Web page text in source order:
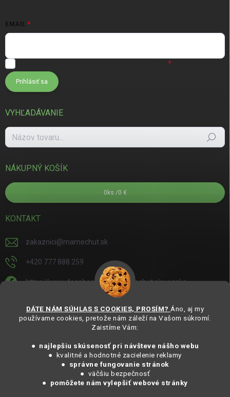
DÁTE NÁM SÚHLAS S COOKIES, PROSÍM? Áno, aj my
používame cookies, pretože nám záleží na Vašom súkromí.
Zaistíme Vám:
● najlepšiu skúsenosť pri návšteve nášho webu
● kvalitné a hodnotné zacielenie reklamy
●
správne fungovanie stránok
● väčšiu bezpečnosť
● pomôžete nám vylepšiť webové stránky
EMAIL
Prihlásiť sa
VYHĽADÁVANIE
Hľadať
NÁKUPNÝ KOŠÍK
0 ks /0 €
KONTAKT
zakaznici@mamechut.sk
+420 777 888 259
https://www.facebook.com/mamechut.slovensko
https://www.youtube.com/@mamechutczsk
@mamechut.czsk
MámeChuť Organic. Všechna práva vyhrazena.